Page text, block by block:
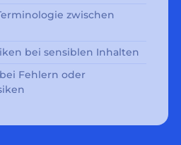
zwischen
bei sensiblen Inhalten
Fehlern oder